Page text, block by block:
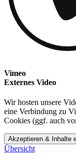
Vimeo
Externes Video
Wir hosten unsere
eine Verbindung zu
Cookies (ggf. auch
Akzeptieren & Inhalte
Übersicht